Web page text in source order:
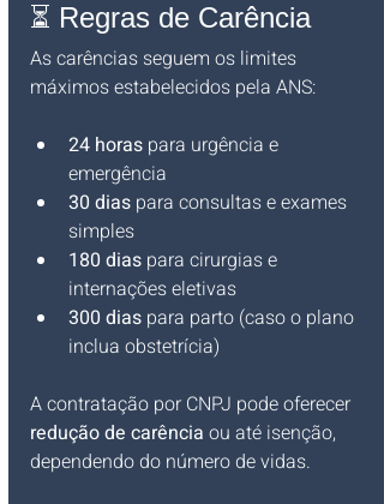
⏳ Regras de Carência
As carências seguem os limites
máximos estabelecidos pela ANS:
24 horas para urgência e
emergência
30 dias para consultas e exames
simples
180 dias para cirurgias e
internações eletivas
300 dias para parto (caso o plano
inclua obstetrícia)
A contratação por CNPJ pode oferecer
redução de carência ou até isenção,
dependendo do número de vidas.